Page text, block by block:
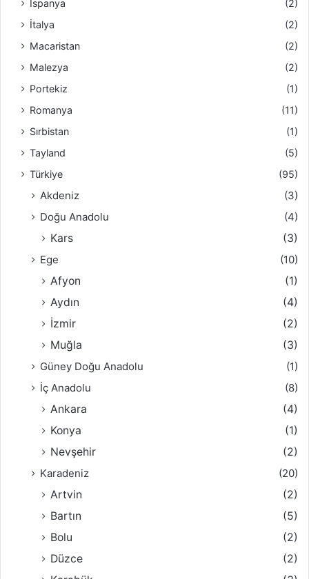
İspanya
(2)
İtalya
(2)
Macaristan
(2)
Malezya
(2)
Portekiz
(1)
Romanya
(11)
Sırbistan
(1)
Tayland
(5)
Türkiye
(95)
Akdeniz
(3)
Doğu Anadolu
(4)
Kars
(3)
Ege
(10)
Afyon
(1)
Aydın
(4)
İzmir
(2)
Muğla
(3)
Güney Doğu Anadolu
(1)
İç Anadolu
(8)
Ankara
(4)
Konya
(1)
Nevşehir
(2)
Karadeniz
(20)
Artvin
(2)
Bartın
(5)
Bolu
(2)
Düzce
(2)